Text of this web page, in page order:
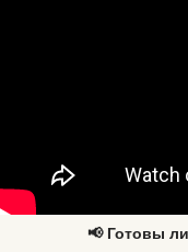
📢 Готовы